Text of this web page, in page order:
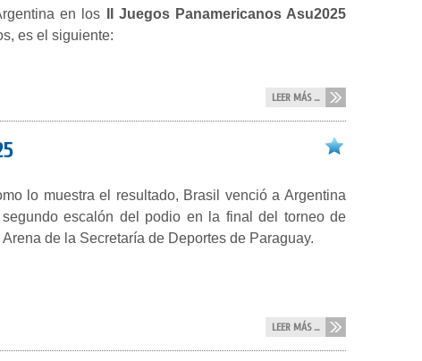
en los
II Juegos Panamericanos Asu2025
es el siguiente:
LEER MÁS ...
lo muestra el resultado, Brasil venció a Argentina
escalón del podio en la final del torneo de
de la Secretaría de Deportes de Paraguay.
LEER MÁS ...